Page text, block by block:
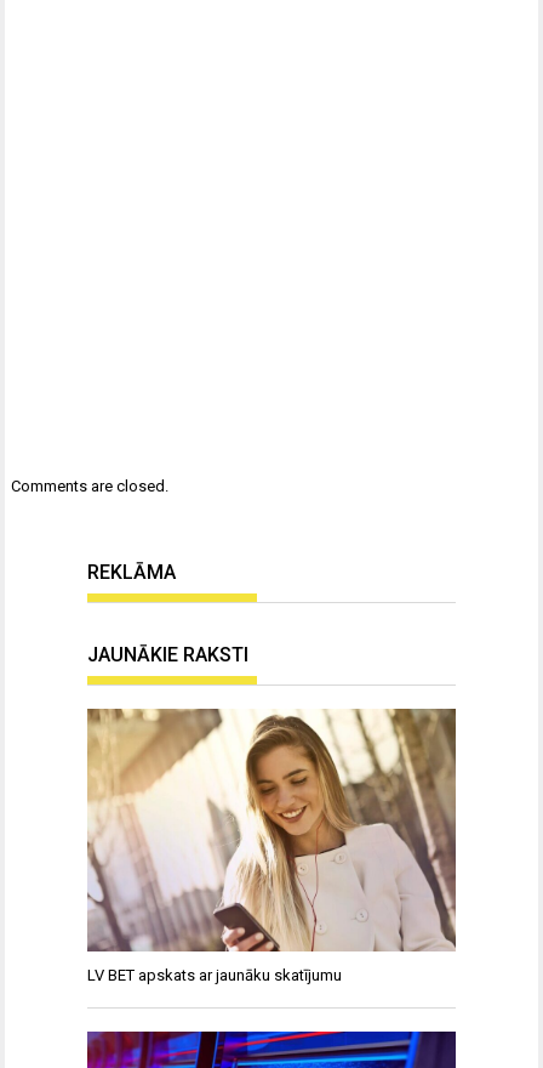
Comments are closed.
REKLĀMA
JAUNĀKIE RAKSTI
LV BET apskats ar jaunāku skatījumu